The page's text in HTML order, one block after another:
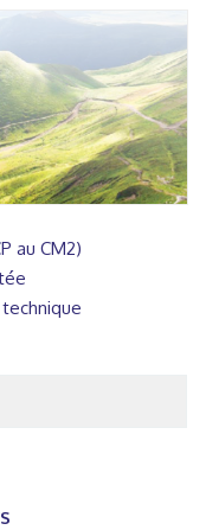
au CM2)